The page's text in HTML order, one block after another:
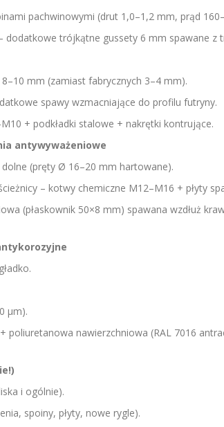
pachwinowymi (drut 1,0–1,2 mm, prąd
dodatkowe trójkątne gussety 6 mm spawane z
mm (zamiast fabrycznych 3–4 mm).
spawy wzmacniające do profilu futryny.
+ podkładki stalowe + nakrętki kontrujące.
antywyważeniowe
(pręty Ø 16–20 mm hartowane).
– kotwy chemiczne M12–M16 + płyty
(płaskownik 50×8 mm) spawana wzdłuż
μm).
poliuretanowa nawierzchniowa (RAL 7016
i ogólnie).
spoiny, płyty, nowe rygle).